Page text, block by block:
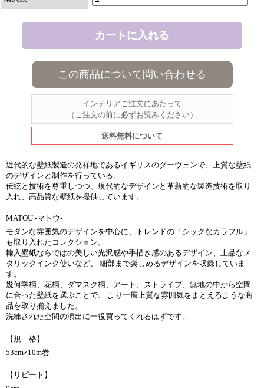
この商品について問い合わせる
インテリアご注文にあたって
（ご注文の前に必ずお読みください）
送料無料について
近代的な壁紙製造の発祥地であるイギリスのダーウェンで、上質な壁紙
のデザインと制作を行っている。
伝統と技術を尊重しつつ、現代的なデザインと革新的な製造技術を取り
入れ、高品質な壁紙を提供しています。
MATOU -マトウ-
モダンな雰囲気のデザインを中心に、トレンドの「シックなカラフル」
も取り入れたコレクション。
輸入壁紙ならではの美しい光沢感や手描き感のあるデザイン、上品なメ
タリックインク使いなど、 細部まで楽しめるデザインを収録していま
す。
幾何学柄、花柄、ダマスク柄、アート、ストライプ、無地の中から空間
に合った壁紙を選ぶことで、 より一層上質な雰囲気をまとえるような商
品を取り揃えました。
洗練された空間の演出に一役買ってくれるはずです。
【規 格】
53cm×10m巻
【リピート】